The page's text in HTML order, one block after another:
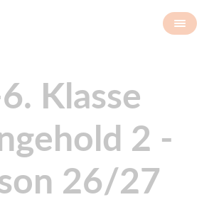
Klasse
2 -
26/27